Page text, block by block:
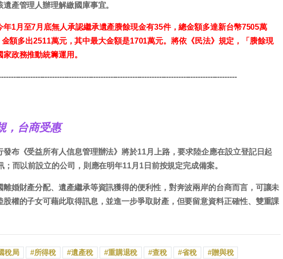
產管理人辦理解繳國庫事宜。
年1月至7月底無人承認繼承遺產賸餘現金有35件，總金額多達新台幣7505萬
額多出2511萬元，其中最大金額是1701萬元。將依《民法》規定，「賸餘現
政務推動統籌運用。
，台商受惠
布《受益所有人信息管理辦法》將於11月上路，要求陸企應在設立登記日起
而以前設立的公司，則應在明年11月1日前按規定完成備案。
離婚財產分配、遺產繼承等資訊獲得的便利性，對奔波兩岸的台商而言，可讓未
股權的子女可藉此取得訊息，並進一步爭取財產，但要留意資料正確性、雙重課
稅局 所得稅 遺產稅 重購退稅 查稅 省稅 贈與稅